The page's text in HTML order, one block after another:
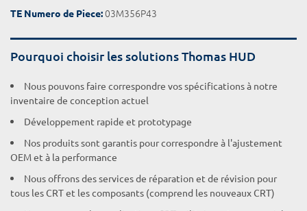
TE Numero de Piece:03M356P43
Pourquoi choisir les solutions Thomas HUD
Nous pouvons faire correspondre vos spécifications à notre
inventaire de conception actuel
Développement rapide et prototypage
Nos produits sont garantis pour correspondre à l'ajustement
OEM et à la performance
Nous offrons des services de réparation et de révision pour
tous les CRT et les composants (comprend les nouveaux CRT)